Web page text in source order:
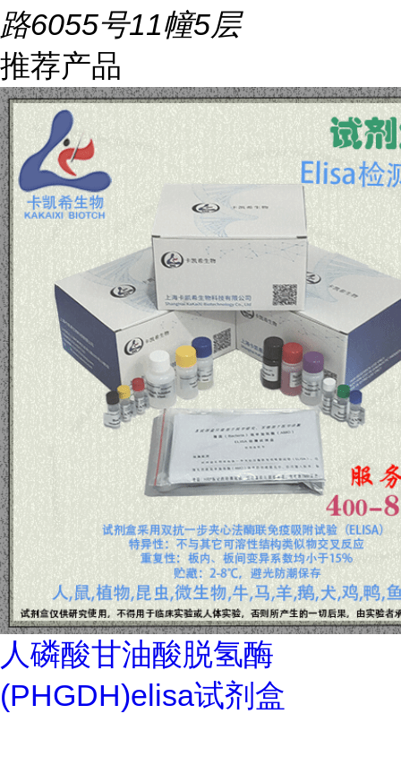
路6055号11幢5层
推荐产品
人磷酸甘油酸脱氢酶
(PHGDH)elisa试剂盒